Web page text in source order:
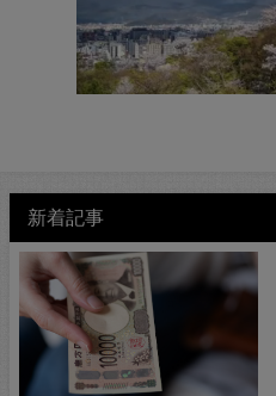
新着記事